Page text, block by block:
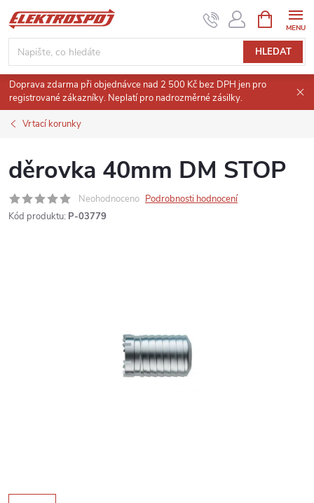
Přejít
na
obsah
HLEDAT
NÁKUPNÍ
KOŠÍK
Doprava zdarma při objednávce nad 2 500 Kč bez DPH jen pro
registrované zákazníky. Neplatí pro nadrozměrné zásilky.
Vrtací korunky
děrovka 40mm DM STOP
Neohodnoceno Podrobnosti hodnocení
Kód produktu: P-03779